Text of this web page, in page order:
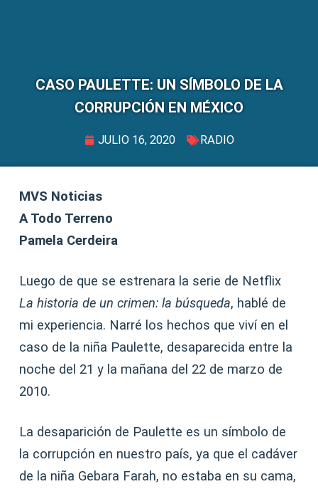
CASO PAULETTE: UN SÍMBOLO DE LA
CORRUPCIÓN EN MÉXICO
JULIO 16, 2020 RADIO
MVS Noticias
A Todo Terreno
Pamela Cerdeira
Luego de que se estrenara la serie de Netflix
La historia de un crimen: la búsqueda, hablé de
mi experiencia. Narré los hechos que viví en el
caso de la niña Paulette, desaparecida entre la
noche del 21 y la mañana del 22 de marzo de
2010.
La desaparición de Paulette es un símbolo de
la corrupción en nuestro país, ya que el cadáver
de la niña Gebara Farah, no estaba en su cama,